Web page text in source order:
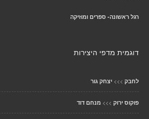
רגל ראשונה- ספרים ומוזיקה
דוגמית מדפי היצירות
לחבק >>> יצחק גור
פוקוס ירוק >>> מנחם דוד